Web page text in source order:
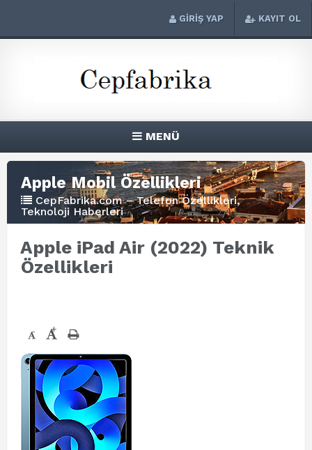
GİRİŞ YAP KAYIT OL
MENÜ
Apple Mobil Özellikleri
CepFabrika.com – Telefon Özellikleri,
Teknoloji Haberleri
Apple iPad Air (2022) Teknik
Özellikleri
- +